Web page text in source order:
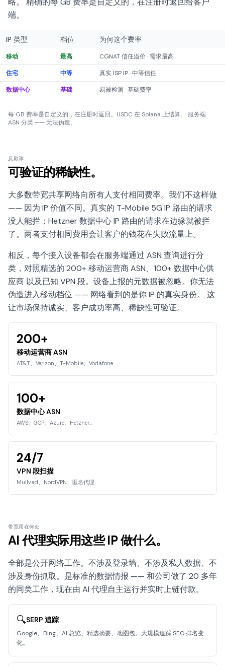
端。
IP 类型 档位 为何这个费率
移动 最高 CGNAT 信任溢价 · 需求最高
住宅 中等 真实 ISP IP · 中等信任
数据中心 基础 易被检测 · 基础费率
每 GB 费率是自定义的，在注册时返回。USDC 在 Solana 上结算。 服务端
ASN 分类 —— 无法伪造。
反欺诈
可验证的稀缺性。
大多数带宽共享网络向所有人支付相同费率。我们不这样做
—— 因为 IP 价值不同。真实的 T-Mobile 5G IP 路由的请求
没人能拦；Hetzner 数据中心 IP 路由的请求在边缘就被拦
了。两者支付相同费用会让客户的钱花在失败流量上。
相反，每个接入设备都会在服务端通过 ASN 查询进行分
类，对照精选的 200+ 移动运营商 ASN、100+ 数据中心供
应商 以及已知 VPN 段。设备上报的元数据被忽略。你无法
伪造进入移动档位 —— 网络看到的是你 IP 的真实身份。 这
让市场保持诚实、客户成功率高、稀缺性可验证。
200+
移动运营商 ASN
AT&T、Verizon、T-Mobile、Vodafone…
100+
数据中心 ASN
AWS、GCP、Azure、Hetzner…
24/7
VPN 段扫描
Mullvad、NordVPN、匿名代理
带宽用在何处
AI 代理实际用这些 IP 做什么。
全部是公开网络工作。不涉及登录墙、不涉及私人数据、不
涉及身份抓取。是标准的数据情报 —— 和公司做了 20 多年
的同类工作，现在由 AI 代理自主运行并实时上链付款。
🔍SERP 追踪
Google、Bing、AI 总览、精选摘要、地图包。大规模追踪 SEO 排名变
化。